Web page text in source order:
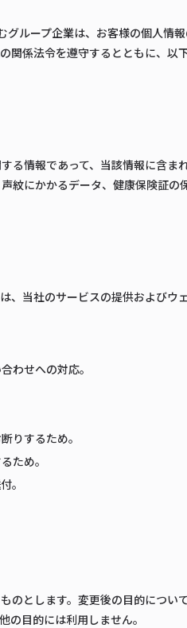
ループ企業は、お客様の個人情
関係法令を遵守するとともに、以
情報であって、当該情報に含まれ
紋にかかるデータ、健康保険証の
、当社のサービスの提供およびウ
わせへの対応。
りするため。
ため。
。
のとします。変更後の目的につい
目的には利用しません。